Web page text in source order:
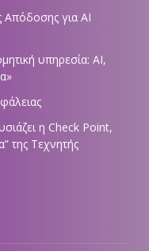
για AI
υπηρεσία: AI,
η Check Point,
της Τεχνητής